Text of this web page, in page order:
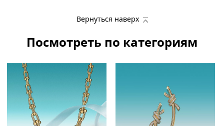
Вернуться наверх
Посмотреть по категориям